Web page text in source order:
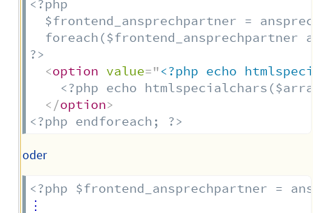
<?php
$frontend_ansprechpartner =
foreach($frontend_ansprechpartner
?>
<option value="<?php echo
<?php echo
</option>
<?php endforeach; ?>
oder
<?php $frontend_ansprechpartner =